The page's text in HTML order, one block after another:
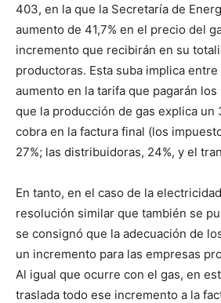
403, en la que la Secretaría de
aumento de 41,7% en el precio del
incremento que recibirán en su
productoras. Esta suba implica entre
aumento en la tarifa que pagarán
que la producción de gas explica un
cobra en la factura final (los
27%; las distribuidoras, 24%, y el
En tanto, en el caso de la
resolución similar que también se
se consignó que la adecuación de
un incremento para las empresas
Al igual que ocurre con el gas, en
traslada todo ese incremento a la